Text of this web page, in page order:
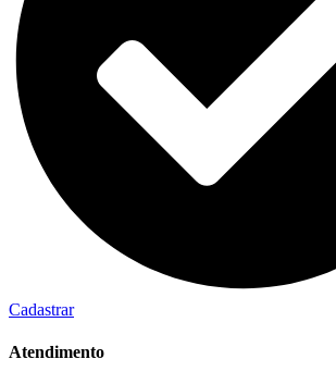
Cadastrar
Atendimento